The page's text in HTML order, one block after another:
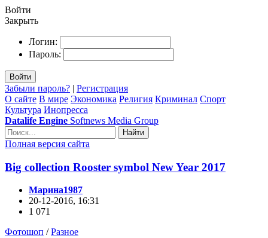
Войти
Закрыть
Логин:
Пароль:
Войти
Забыли пароль? | Регистрация
О сайте В мире Экономика Религия Криминал Спорт
Культура Инопресса
Datalife Engine Softnews Media Group
Найти
Полная версия сайта
Big collection Rooster symbol New Year 2017
Марина1987
20-12-2016, 16:31
1 071
Фотошоп /Разное